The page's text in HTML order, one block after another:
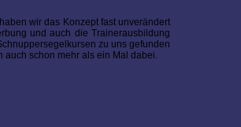
wir das Konzept fast unverändert
und auch die Trainerausbildung
zu uns gefunden
auch schon mehr als ein Mal dabei.